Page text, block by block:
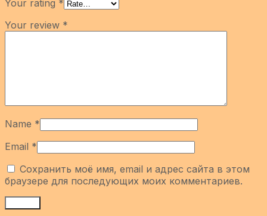
Your rating *
Your review *
Name *
Email *
Сохранить моё имя, email и адрес сайта в этом
браузере для последующих моих комментариев.